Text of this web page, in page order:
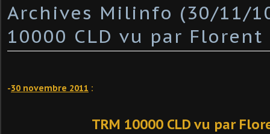
Archives Milinfo (30/11/
10000 CLD vu par Florent
-30 novembre 2011 :
TRM 10000 CLD vu par